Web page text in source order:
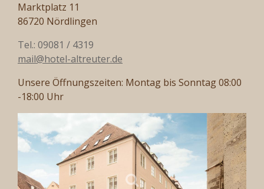
Marktplatz 11
86720 Nördlingen
Tel.: 09081 / 4319
mail@hotel-altreuter.de
Unsere Öffnungszeiten: Montag bis Sonntag 08:00
-18:00 Uhr